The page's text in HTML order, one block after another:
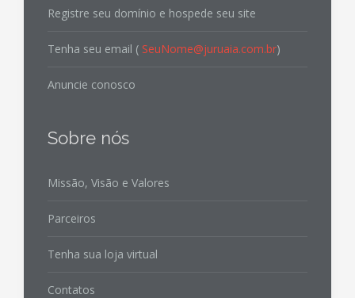
Registre seu domínio e hospede seu site
Tenha seu email ( SeuNome@juruaia.com.br)
Anuncie conosco
Sobre nós
Missão, Visão e Valores
Parceiros
Tenha sua loja virtual
Contatos